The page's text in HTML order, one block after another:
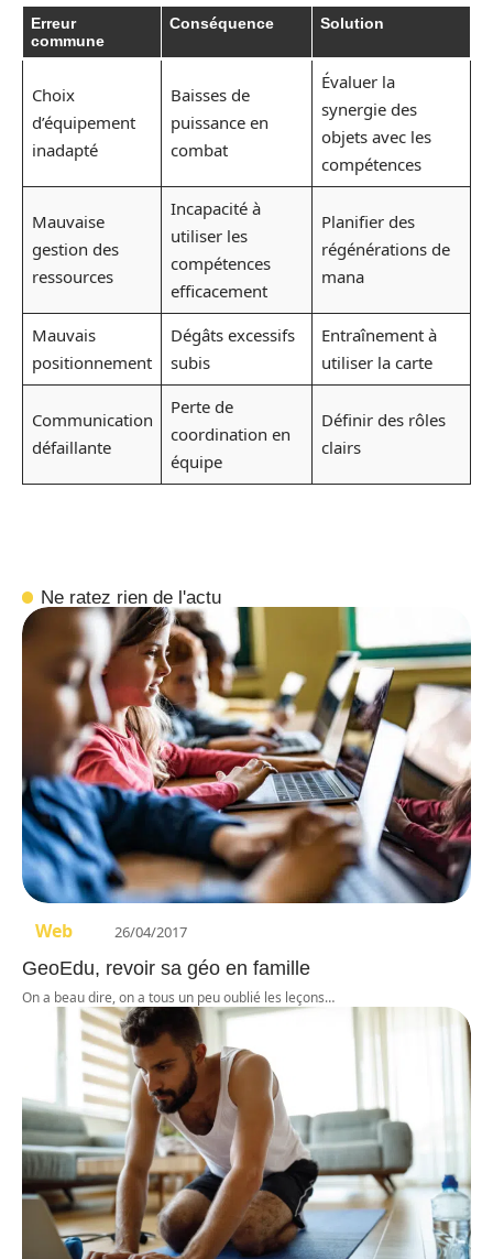
Erreur
commune
Conséquence Solution
Choix
d’équipement
inadapté
Baisses de
puissance en
combat
Évaluer la
synergie des
objets avec les
compétences
Mauvaise
gestion des
ressources
Incapacité à
utiliser les
compétences
efficacement
Planifier des
régénérations de
mana
Mauvais
positionnement
Dégâts excessifs
subis
Entraînement à
utiliser la carte
Communication
défaillante
Perte de
coordination en
équipe
Définir des rôles
clairs
Ne ratez rien de l'actu
Web 26/04/2017
GeoEdu, revoir sa géo en famille
On a beau dire, on a tous un peu oublié les leçons…